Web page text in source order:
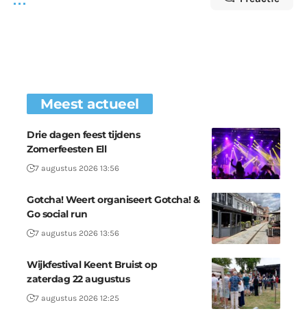
Meest actueel
Drie dagen feest tijdens
Zomerfeesten Ell
7 augustus 2026 13:56
Gotcha! Weert organiseert Gotcha! &
Go social run
7 augustus 2026 13:56
Wijkfestival Keent Bruist op
zaterdag 22 augustus
7 augustus 2026 12:25